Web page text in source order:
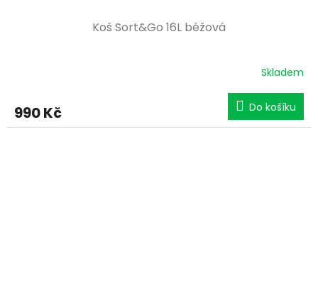
Koš Sort&Go 16L béžová
Skladem
990 Kč Do košíku